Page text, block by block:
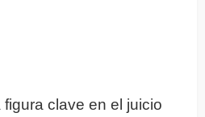
clave en el juicio